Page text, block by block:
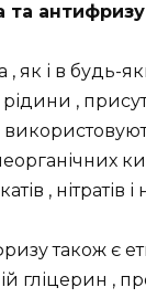
та антифризу
, як і в будь-
,
, нітратів і
також є
гліцерин ,